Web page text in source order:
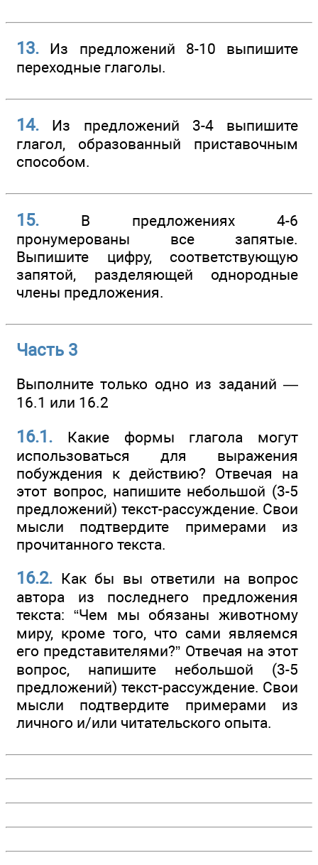
13. Из предложений 8-10 выпишите
переходные глаголы.
14. Из предложений 3-4 выпишите
глагол, образованный приставочным
способом.
15. В предложениях 4-6
пронумерованы все запятые.
Выпишите цифру, соответствующую
запятой, разделяющей однородные
члены предложения.
Часть 3
Выполните только одно из заданий —
16.1 или 16.2
16.1. Какие формы глагола могут
использоваться для выражения
побуждения к действию? Отвечая на
этот вопрос, напишите небольшой (3-5
предложений) текст-рассуждение. Свои
мысли подтвердите примерами из
прочитанного текста.
16.2. Как бы вы ответили на вопрос
автора из последнего предложения
текста: “Чем мы обязаны животному
миру, кроме того, что сами являемся
его представителями?” Отвечая на этот
вопрос, напишите небольшой (3-5
предложений) текст-рассуждение. Свои
мысли подтвердите примерами из
личного и/или читательского опыта.